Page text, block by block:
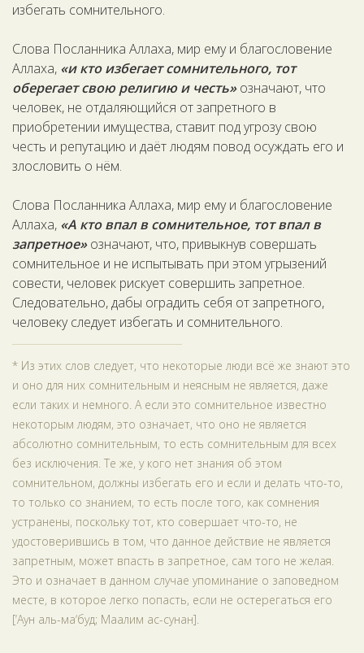
избегать сомнительного.
Слова Посланника Аллаха, мир ему и благословение
Аллаха, «и кто избегает сомнительного, тот
оберегает свою религию и честь»означают, что
человек, не отдаляющийся от запретного в
приобретении имущества, ставит под угрозу свою
честь и репутацию и даёт людям повод осуждать его и
злословить о нём.
Слова Посланника Аллаха, мир ему и благословение
Аллаха, «А кто впал в сомнительное, тот впал в
запретное»означают, что, привыкнув совершать
сомнительное и не испытывать при этом угрызений
совести, человек рискует совершить запретное.
Следовательно, дабы оградить себя от запретного,
человеку следует избегать и сомнительного.
* Из этих слов следует, что некоторые люди всё же знают это
и оно для них сомнительным и неясным не является, даже
если таких и немного. А если это сомнительное известно
некоторым людям, это означает, что оно не является
абсолютно сомнительным, то есть сомнительным для всех
без исключения. Те же, у кого нет знания об этом
сомнительном, должны избегать его и если и делать что-то,
то только со знанием, то есть после того, как сомнения
устранены, поскольку тот, кто совершает что-то, не
удостоверившись в том, что данное действие не является
запретным, может впасть в запретное, сам того не желая.
Это и означает в данном случае упоминание о заповедном
месте, в которое легко попасть, если не остерегаться его
[‘Аун аль-ма‘буд; Маалим ас-сунан].